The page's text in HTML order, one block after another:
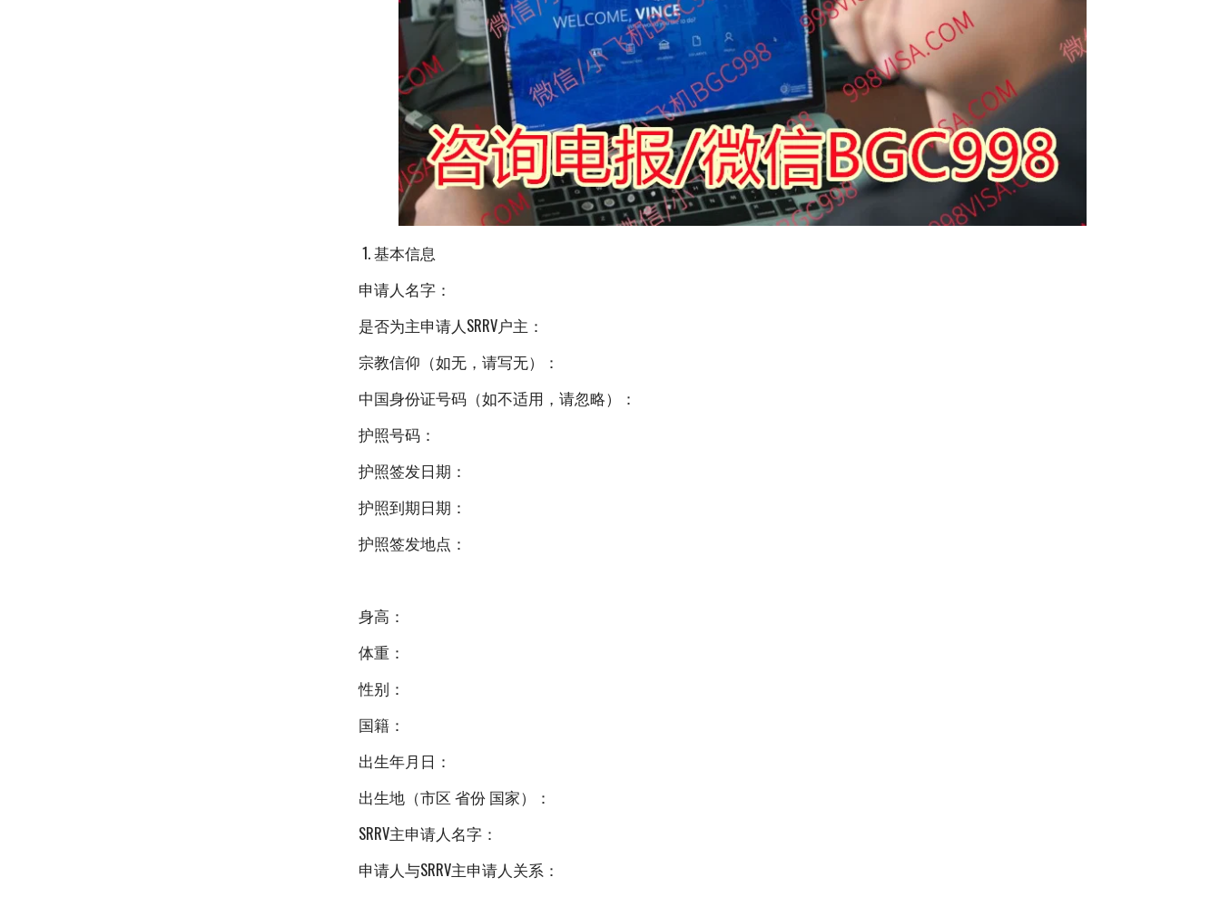
1. 基本信息
申请人名字：
是否为主申请人SRRV户主：
宗教信仰（如无，请写无）：
中国身份证号码（如不适用，请忽略）：
护照号码：
护照签发日期：
护照到期日期：
护照签发地点：
身高：
体重：
性别：
国籍：
出生年月日：
出生地（市区 省份 国家）：
SRRV主申请人名字：
申请人与SRRV主申请人关系：